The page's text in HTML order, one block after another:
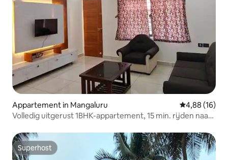
Appartement in Mangaluru Gemiddelde
4,88 (16)
Volledig uitgerust 1BHK-appartement, 15 min. rijden naar
Superhost
Superhost